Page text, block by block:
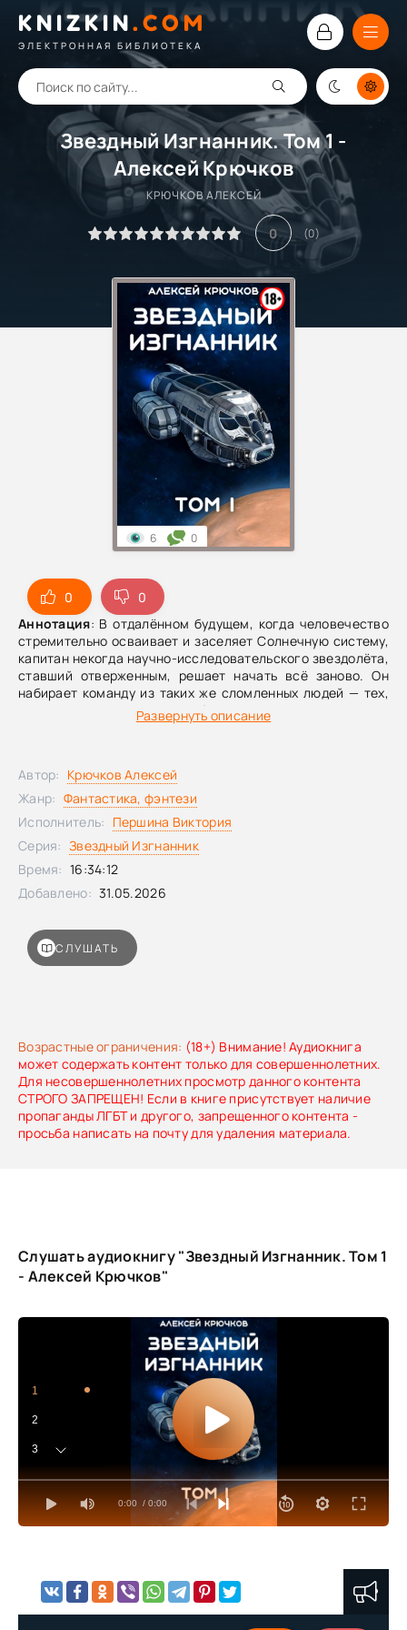
KNIZKIN. COM
ЭЛЕКТРОННАЯ БИБЛИОТЕКА
Звездный Изгнанник. Том 1 -
Алексей Крючков
КРЮЧКОВ АЛЕКСЕЙ
0 (0)
0
0
Аннотация: В отдалённом будущем, когда человечество
стремительно осваивает и заселяет Солнечную систему,
капитан некогда научно-исследовательского звездолёта,
ставший отверженным, решает начать всё заново. Он
набирает команду из таких же сломленных людей — тех,
кого перемолола и выбросила коррумпированная
власть.Случай приводит их в эпицентр событий,
отказался от них, и бросить вызов тем, кто привык решать
судьбы других. И выясняется, что справиться с этим
могут лишь те, кому уже нечего терять.
Развернуть описание
Возрастные ограничения: (18+) Внимание! Аудиокнига
может содержать контент только для совершеннолетних.
Для несовершеннолетних просмотр данного контента
СТРОГО ЗАПРЕЩЕН! Если в книге присутствует наличие
пропаганды ЛГБТ и другого, запрещенного контента -
просьба написать на почту для удаления материала.
6 0
СЛУШАТЬ
Автор: Крючков Алексей
Жанр: Фантастика, фэнтези
Исполнитель: Першина Виктория
Серия: Звездный Изгнанник
Время: 16:34:12
Добавлено: 31.05.2026
Слушать аудиокнигу "Звездный Изгнанник. Том 1
- Алексей Крючков"
0:00 / 0:00
1
2
3
4